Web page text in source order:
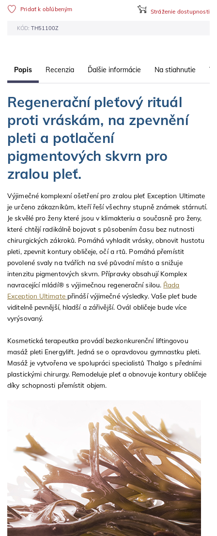
Pridať k obľúbeným Stráženie dostupnosti
KÓD: TH51100Z
Popis Recenzia Ďalšie informácie Na stiahnutie
Regenerační pleťový rituál
proti vráskám, na zpevnění
pleti a potlačení
pigmentových skvrn pro
zralou pleť.
Výjimečné komplexní ošetření pro zralou pleť Exception Ultimate
je určeno zákazníkům, kteří řeší všechny stupně známek stárnutí.
Je skvělé pro ženy které jsou v klimakteriu a současně pro ženy,
které chtějí radikálně bojovat s působením času bez nutnosti
chirurgických zákroků. Pomáhá vyhladit vrásky, obnovit hustotu
pleti, zpevnit kontury obličeje, očí a rtů. Pomáhá přemístit
povolené svaly na tvářích na své původní místo a snižuje
intenzitu pigmentových skvrn. Přípravky obsahují Komplex
navracející mládí® s výjimečnou regenerační silou. Řada
Exception Ultimate přináší výjimečné výsledky. Vaše pleť bude
viditelně pevnější, hladší a zářivější. Ovál obličeje bude více
vyrýsovaný.
Kosmetická terapeutka provádí bezkonkurenční liftingovou
masáž pleti Energylift. Jedná se o opravdovou gymnastku pleti.
Masáž je vytvořena ve spolupráci specialistů Thalgo s předními
plastickými chirurgy. Remodeluje pleť a obnovuje kontury obličeje
díky schopnosti přemístit objem.